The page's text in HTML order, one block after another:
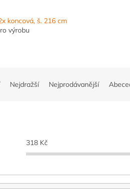
koncová, š. 216 cm
výrobu
Nejdražší Nejprodávanější
318 Kč